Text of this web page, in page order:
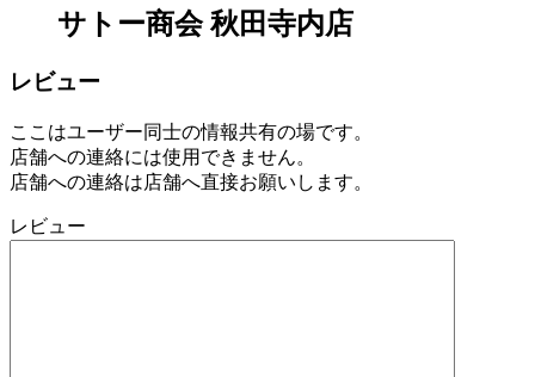
サトー商会 秋田寺内店
レビュー
ここはユーザー同士の情報共有の場です。
店舗への連絡には使用できません。
店舗への連絡は店舗へ直接お願いします。
レビュー